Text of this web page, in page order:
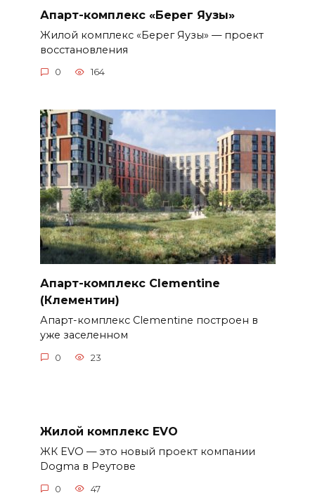
Апарт-комплекс «Берег Яузы»
Жилой комплекс «Берег Яузы» — проект
восстановления
0 164
Апарт-комплекс Clementine
(Клементин)
Апарт-комплекс Clementine построен в
уже заселенном
0 23
Жилой комплекс EVO
ЖК EVO — это новый проект компании
Dogma в Реутове
0 47